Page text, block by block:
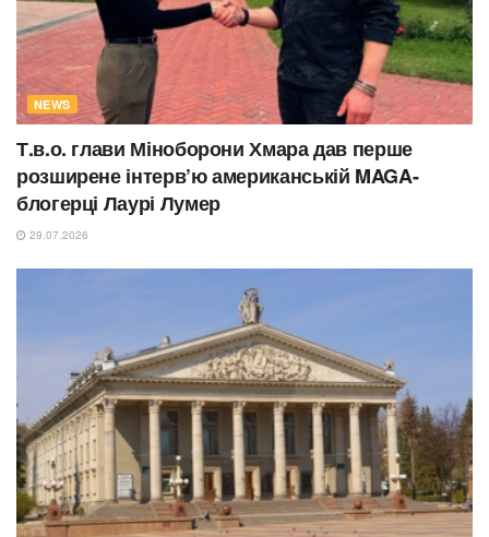
NEWS
Т.в.о. глави Міноборони Хмара дав перше
розширене інтерв’ю американській MAGA-
блогерці Лаурі Лумер
29.07.2026